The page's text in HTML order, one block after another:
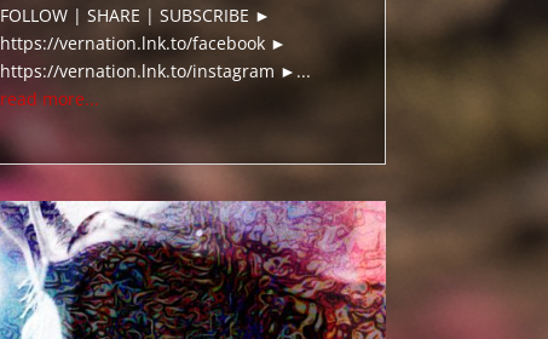
FOLLOW | SHARE | SUBSCRIBE ►
https://vernation.lnk.to/facebook ►
https://vernation.lnk.to/instagram ►...
read more...